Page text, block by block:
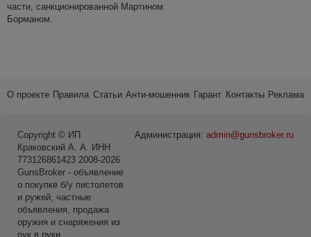
части, санкционированной Мартином
Борманом.
О проекте Правила Статьи Анти-мошенник Гарант Контакты Реклама
Администрация: admin@gunsbroker.ru
Copyright © ИП
Краковский А. А. ИНН
773126861423 2008-2026
GunsBroker - объявление
о покупке б/у пистолетов
и ружей, частные
объявления, продажа
оружия и снаряжения из
рук в руки.